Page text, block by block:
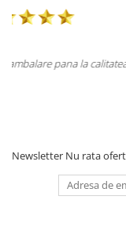
Totul la
Newsletter Nu rata